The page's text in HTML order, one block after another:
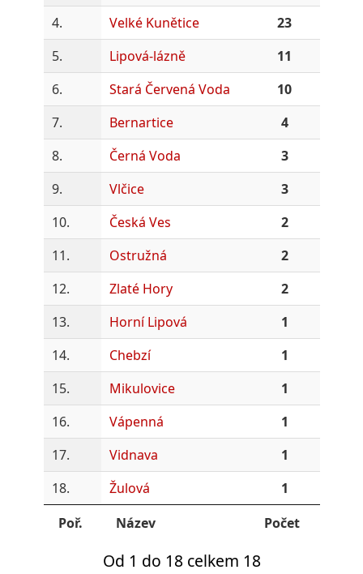
4.
Velké Kunětice
23
5.
Lipová-lázně
11
6.
Stará Červená Voda
10
7.
Bernartice
4
8.
Černá Voda
3
9.
Vlčice
3
10.
Česká Ves
2
11.
Ostružná
2
12.
Zlaté Hory
2
13.
Horní Lipová
1
14.
Chebzí
1
15.
Mikulovice
1
16.
Vápenná
1
17.
Vidnava
1
18.
Žulová
1
Poř.
Název Počet
Od 1 do 18 celkem 18